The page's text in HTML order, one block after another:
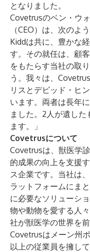
となりました。
Covetrusのベン・ウ
（CEO）は、次のよ
Kiddは共に、豊かな
す。その就任は、顧
をもたらす当社の取
う。我々は、
リスとデビッド・ヒ
います。両者は長年
ました。2人が遺し
ます。」
Covetrusについて
Covetrusは、獣医学
的成果の向上を支援
ス企業です。当社は
ラットフォームにま
に必要なソリューシ
物や動物を愛する人
社が獣医学の世界を
Covetrusはメーン州
以上の従業員を擁し